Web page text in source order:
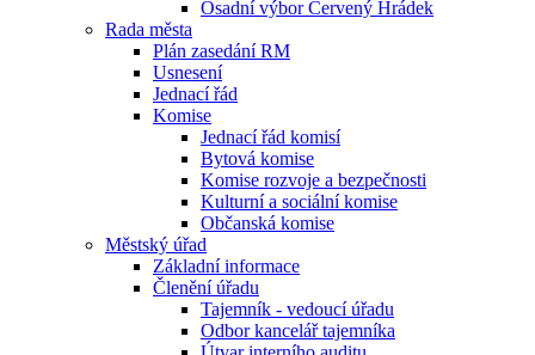
Osadní výbor Červený Hrádek
Rada města
Plán zasedání RM
Usnesení
Jednací řád
Komise
Jednací řád komisí
Bytová komise
Komise rozvoje a bezpečnosti
Kulturní a sociální komise
Občanská komise
Městský úřad
Základní informace
Členění úřadu
Tajemník - vedoucí úřadu
Odbor kancelář tajemníka